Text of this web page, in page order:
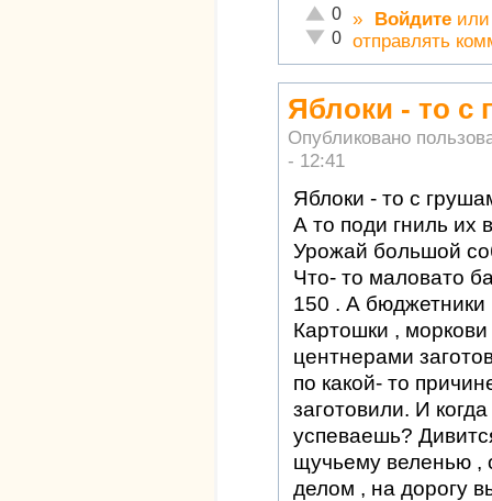
Отлично!
0
Неадекватно!
0
» Войдите
отправлять
Яблоки - то с
Опубликовано
- 12:41
Яблоки - то с
А то поди гниль их
Урожай большой
Что- то маловато
150 . А бюджетники
Картошки ,
центнерами
по какой- то
заготовили. И
успеваешь?
щучьему веленью ,
делом , на дорогу